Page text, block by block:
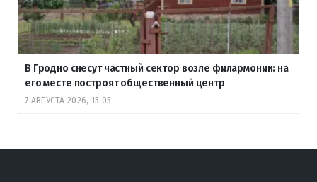
В Гродно снесут частный сектор возле филармонии: на
его месте построят общественный центр
7 АВГУСТА 2026, 15:05